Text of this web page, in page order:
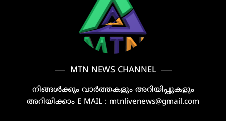
MTN NEWS CHANNEL
നിങ്ങൾക്കും വാർത്തകളും അറിയിപ്പുകളും
അറിയിക്കാം E MAIL : mtnlivenews@gmail.com